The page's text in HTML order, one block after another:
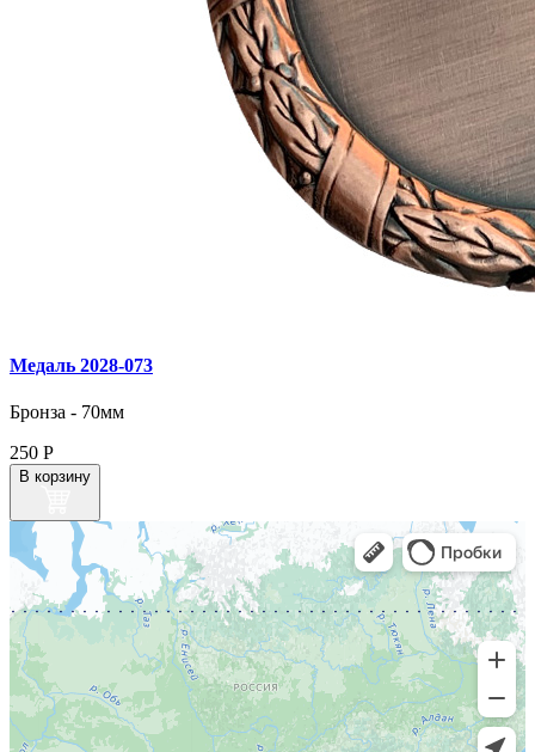
Медаль 2028‑073
Бронза - 70мм
250 Р
В корзину